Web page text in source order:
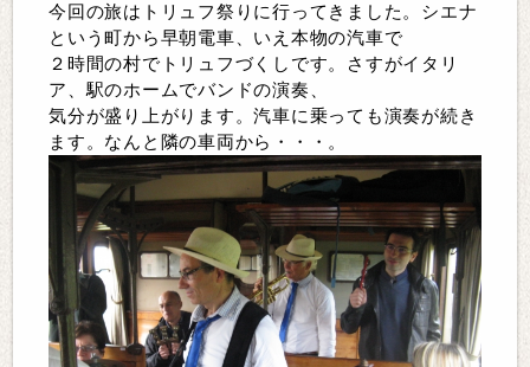
今回の旅はトリュフ祭りに行ってきました。シエナ
という町から早朝電車、いえ本物の汽車で
２時間の村でトリュフづくしです。さすがイタリ
ア、駅のホームでバンドの演奏、
気分が盛り上がります。汽車に乗っても演奏が続き
ます。なんと隣の車両から・・・。